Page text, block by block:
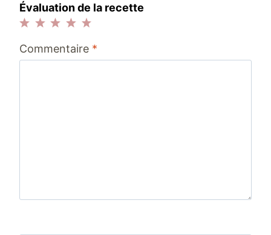
Évaluation de la recette
étoiles
étoiles
étoiles
étoiles
étoile
Commentaire *